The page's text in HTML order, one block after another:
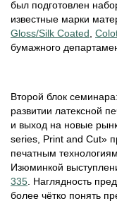
был подготовлен
известные марки
Gloss/Silk Coated
бумажного
Второй блок
развитии латексной
и выход на новые
series, Print and Cut»
печатным
Изюминкой
335 . Наглядность
более чётко понять